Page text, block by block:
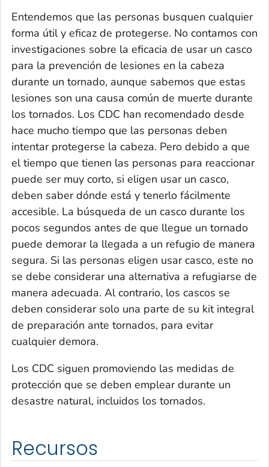
Entendemos que las personas busquen cualquier
forma útil y eficaz de protegerse. No contamos con
investigaciones sobre la eficacia de usar un casco
para la prevención de lesiones en la cabeza
durante un tornado, aunque sabemos que estas
lesiones son una causa común de muerte durante
los tornados. Los CDC han recomendado desde
hace mucho tiempo que las personas deben
intentar protegerse la cabeza. Pero debido a que
el tiempo que tienen las personas para reaccionar
puede ser muy corto, si eligen usar un casco,
deben saber dónde está y tenerlo fácilmente
accesible. La búsqueda de un casco durante los
pocos segundos antes de que llegue un tornado
puede demorar la llegada a un refugio de manera
segura. Si las personas eligen usar casco, este no
se debe considerar una alternativa a refugiarse de
manera adecuada. Al contrario, los cascos se
deben considerar solo una parte de su kit integral
de preparación ante tornados, para evitar
cualquier demora.
Los CDC siguen promoviendo las medidas de
protección que se deben emplear durante un
desastre natural, incluidos los tornados.
Recursos